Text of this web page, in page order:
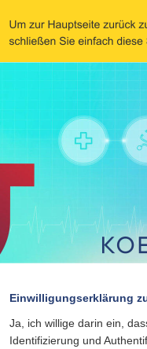
Einwilligungserklärung
Ja, ich willige darin ein,
Identifizierung und